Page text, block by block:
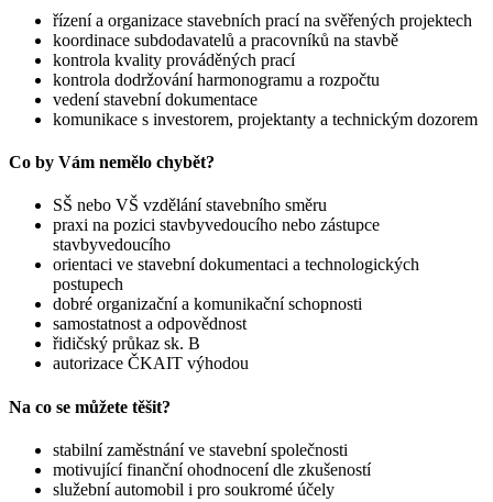
řízení a organizace stavebních prací na svěřených projektech
koordinace subdodavatelů a pracovníků na stavbě
kontrola kvality prováděných prací
kontrola dodržování harmonogramu a rozpočtu
vedení stavební dokumentace
komunikace s investorem, projektanty a technickým dozorem
Co by Vám nemělo chybět?
SŠ nebo VŠ vzdělání stavebního směru
praxi na pozici stavbyvedoucího nebo zástupce
stavbyvedoucího
orientaci ve stavební dokumentaci a technologických
postupech
dobré organizační a komunikační schopnosti
samostatnost a odpovědnost
řidičský průkaz sk. B
autorizace ČKAIT výhodou
Na co se můžete těšit?
stabilní zaměstnání ve stavební společnosti
motivující finanční ohodnocení dle zkušeností
služební automobil i pro soukromé účely